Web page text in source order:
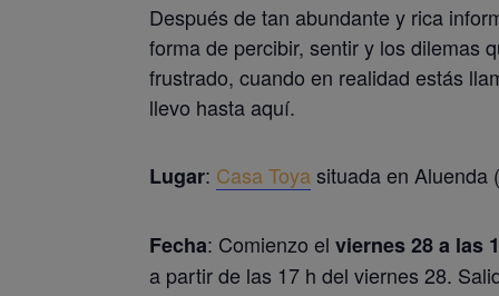
Después de tan abundante y rica
forma de percibir, sentir y los dilemas
frustrado, cuando en realidad estás
llevo hasta aquí.
Lugar: Casa Toya situada en Aluenda
Fecha: Comienzo el viernes 28 a las
a partir de las 17 h del viernes 28.